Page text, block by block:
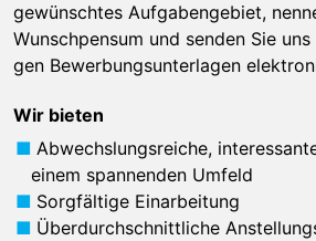
ge­wünsch­tes Auf­ga­ben­ge­biet,
Wunsch­pen­sum und sen­den Sie
gen Be­wer­bungs­un­ter­la­gen
Wir bieten
Abwechslungsreiche,
einem spannenden Umfeld
Sorgfältige Einarbeitung
Überdurchschnittliche